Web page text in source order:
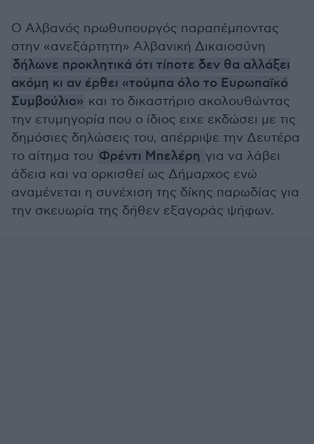
Ο Αλβανός πρωθυπουργός παραπέμποντας
στην «ανεξάρτητη» Αλβανική Δικαιοσύνη
δήλωνε προκλητικά ότι τίποτε δεν θα αλλάξει
ακόμη κι αν έρθει «τούμπα όλο το Ευρωπαϊκό
Συμβούλιο» και το δικαστήριο ακολουθώντας
την ετυμηγορία που ο ίδιος ειχε εκδώσει με τις
δημόσιες δηλώσεις του, απέρριψε την Δευτέρα
το αίτημα του Φρέντι Μπελέρη για να λάβει
άδεια και να ορκισθεί ως Δήμαρχος ενώ
αναμένεται η συνέχιση της δίκης παρωδίας για
την σκευωρία της δήθεν εξαγοράς ψήφων.